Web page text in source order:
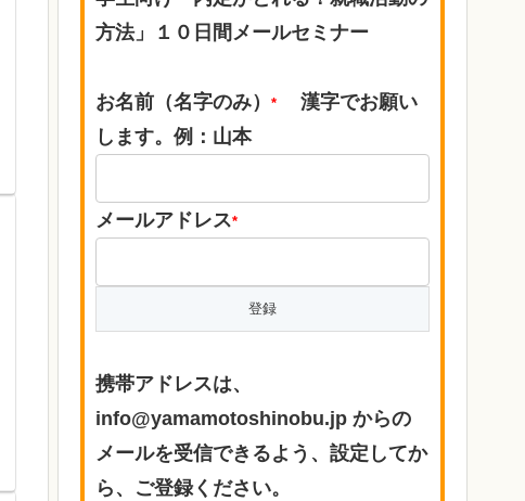
方法」１０日間メールセミナー
お名前（名字のみ） *
漢字でお願い
します。例：山本
メールアドレス*
携帯アドレスは、
info@yamamotoshinobu.jp からの
メールを受信できるよう、設定してか
ら、ご登録ください。